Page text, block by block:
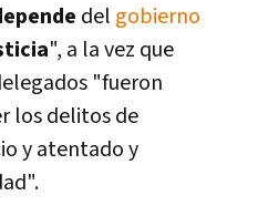
del gobierno
", a la vez que
"fueron
los delitos de
y atentado y